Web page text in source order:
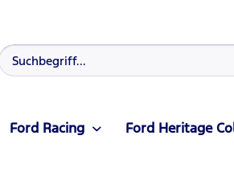
Ford Racing Ford Heritage